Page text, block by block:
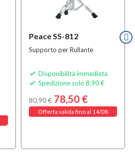
Peace SS-812
Supporto per Rullante
 Disponibilità immediata
 Spedizione solo 8,90 €
80,90 € 78,50 €
Offerta valida fino al 14/08